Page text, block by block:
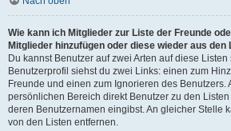
Wie kann ich Mitglieder zur Liste der Freunde
Mitglieder hinzufügen oder diese wieder aus den
Du kannst Benutzer auf zwei Arten auf diese
Benutzerprofil siehst du zwei Links: einen zum
Freunde und einen zum Ignorieren des Benutzers.
persönlichen Bereich direkt Benutzer zu den
deren Benutzernamen eingibst. An gleicher Stelle
von den Listen entfernen.